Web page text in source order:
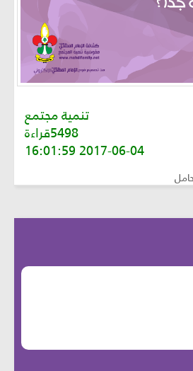
تنمية مجتمع
5498قراءة
2017-06-04 16:01:59